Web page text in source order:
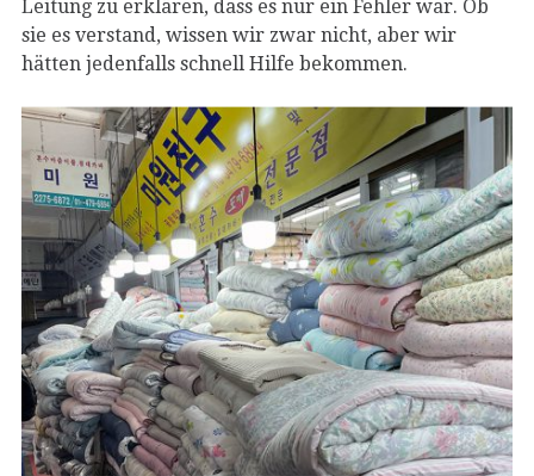
Leitung zu erklären, dass es nur ein Fehler war. Ob
sie es verstand, wissen wir zwar nicht, aber wir
hätten jedenfalls schnell Hilfe bekommen.